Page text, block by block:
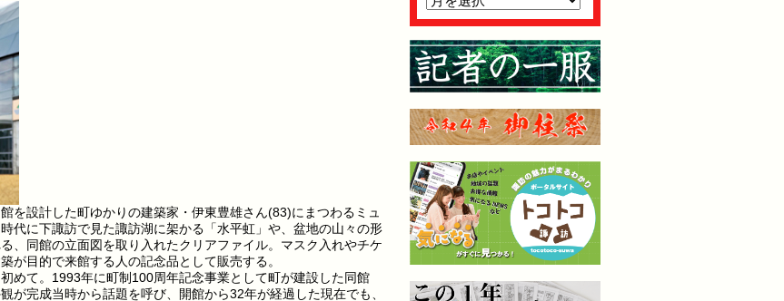
を設計した町ゆかりの建築家・伊東豊雄さん(83)にまつわるミュ
代に下諏訪で見た諏訪湖に架かる「水平虹」や、盆地の山々の形
、同館の立面図を取り入れたクリアファイル。マスク入れやチケ
が目的で来館する人の記念品として販売する。
めて。1993年に町制100周年記念事業として町が建設した同館
が完成当時から話題を呼び、開館から32年が経過した現在でも、